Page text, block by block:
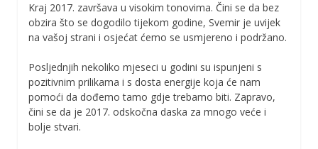
Kraj 2017. završava u visokim tonovima. Čini se da bez
obzira što se dogodilo tijekom godine, Svemir je uvijek
na vašoj strani i osjećat ćemo se usmjereno i podržano.
Posljednjih nekoliko mjeseci u godini su ispunjeni s
pozitivnim prilikama i s dosta energije koja će nam
pomoći da dođemo tamo gdje trebamo biti. Zapravo,
čini se da je 2017. odskočna daska za mnogo veće i
bolje stvari.